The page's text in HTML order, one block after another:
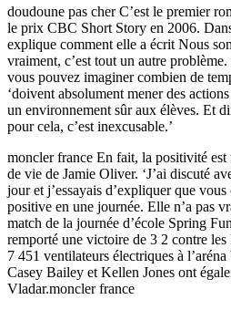
doudoune pas cher C’est le premier
le prix CBC Short Story en 2006.
explique comment elle a écrit Nous
vraiment, c’est tout un autre
vous pouvez imaginer combien de
‘doivent absolument mener des
un environnement sûr aux élèves. Et
pour cela, c’est inexcusable.’
moncler france En fait, la positivité est
de vie de Jamie Oliver. ‘J’ai discuté
jour et j’essayais d’expliquer que
positive en une journée. Elle n’a pas
match de la journée d’école Spring
remporté une victoire de 3 2 contre
7 451 ventilateurs électriques à
Casey Bailey et Kellen Jones ont
Vladar.moncler france